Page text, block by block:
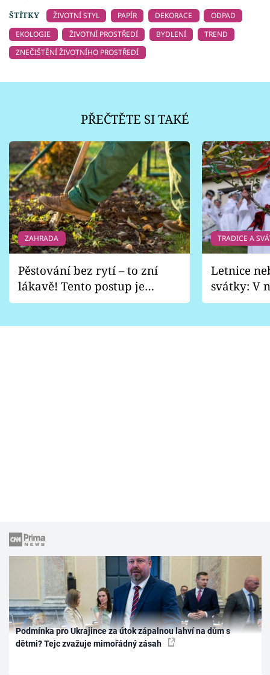
ŠTÍTKY
ŽIVOTNÍ STYL PAPÍR DEKORACE
ODPAD
EKOLOGIE
ŽIVOTNÍ PROSTŘEDÍ BYDLENÍ
TREND
ZNEČIŠTĚNÍ ŽIVOTNÍHO PROSTŘEDÍ
PŘEČTĚTE SI TAKÉ
ZAHRADA
Pěstování bez rytí – to zní
lákavě! Tento postup je
vhodný jen pro některé
TRADICE A
Letnice
svátky: V
pondělí
Podmínka pro Ukrajince za útok zápalnou lahví na dům s
dětmi? Tejc zvažuje mimořádný zásah